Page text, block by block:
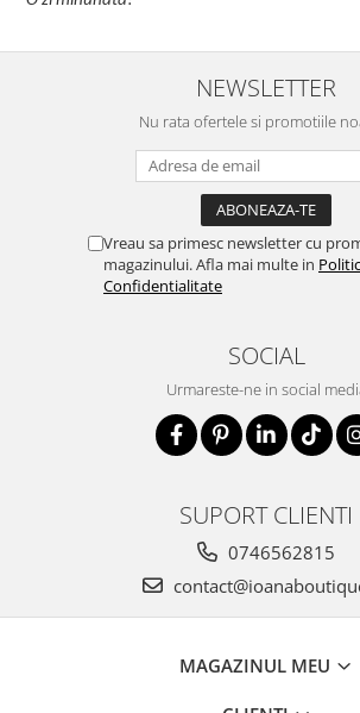
NEWSLETTER
Nu rata ofertele si promotiile
Vreau sa primesc newsletter cu
magazinului. Afla mai multe in
Confidentialitate
SOCIAL
Urmareste-ne in social
SUPORT CLIENTI
0746562815
MAGAZINUL MEU